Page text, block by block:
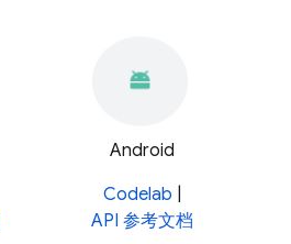
Android
Codelab
API 参考文档